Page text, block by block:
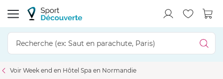
Voir Week end en Hôtel Spa en Normandie